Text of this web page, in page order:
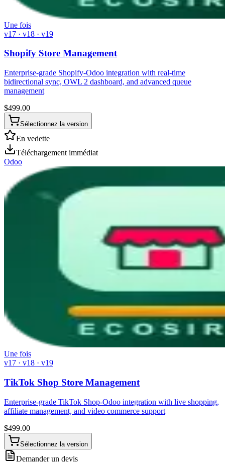
Une fois
v17 · v18 · v19
Shopify Store Management
Enterprise-grade Shopify-Odoo integration with real-time
bidirectional sync, OWL 2 dashboard, and advanced queue
management
$499.00
Sélectionnez la version
En vedette
Téléchargement immédiat
Odoo
Une fois
v17 · v18 · v19
TikTok Shop Store Management
Enterprise-grade TikTok Shop-Odoo integration with live shopping,
affiliate management, and video commerce support
$499.00
Sélectionnez la version
Demander un devis